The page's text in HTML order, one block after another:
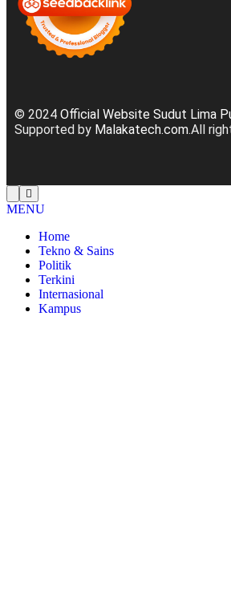
© 2024 Official Website Sudut Lima
Supported by Malakatech.com.All
MENU
Home
Tekno & Sains
Politik
Terkini
Internasional
Kampus